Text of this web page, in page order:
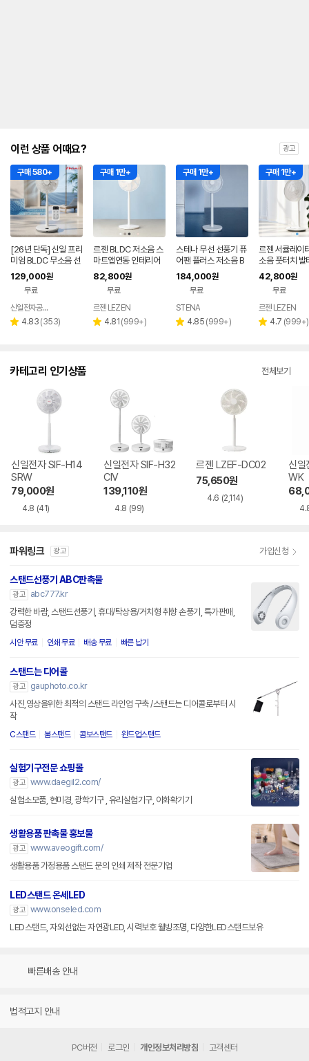
이런 상품 어때요? 광고
구매 580+
[26년 단독] 신일 프리
미엄 BLDC 무소음 선
풍기 35cm 서큘레이
터 아이보리
129,000원
무료
페이
신일전자공식인증 베스트바이
별 4.83 리
(353)
구매 1만+
르젠 BLDC 저소음 스
마트앱연동 인테리어
써큘레이터 선풍기 LZ
EF-DC290 릴리화이
82,800원
무료
르젠 LEZEN
별 4.81 리
(999+)
구매 1만+
스테나 무선 선풍기 퓨
어팬 플러스 저소음 B
LDC 가정용 아기 신생
아
184,000원
무료
STENA
별 4.85 리
(999+)
구매 1만+
르젠 서큘레이
소음 풋터치 발
모컨 스탠드형
LZEF-R132C
42,800원
무료
르젠 LEZEN
별 4.7 리
(999+)
카테고리 인기상품 전체보기
신일전자 SIF-H14
SRW
79,000원
4.8 (41)
신일전자 SIF-H32
CIV
139,110원
4.8 (99)
르젠 LZEF-DC02
75,650원
4.6 (2,114)
신
WK
파워링크 광고 가입신청
스탠드선풍기 ABC판촉물
광고
abc777.kr
강력한 바람, 스탠드선풍기, 휴대/탁상용/거치형 취향 손풍기, 특가판매,
덤증정
시안 무료 인쇄 무료 배송 무료 빠른 납기
스탠드는 디어콜
광고
gauphoto.co.kr
사진,영상을위한 최적의 스탠드 라인업 구축 /스탠드는 디어콜로부터 시
작
C스탠드 붐스탠드 콤보스탠드 윈드업스탠드
실험기구전문 쇼핑몰
광고 www.daegil2.com/
실험소모품, 현미경, 광학기구 , 유리실험기구, 이화확기기
생활용품 판촉물 홍보물
광고 www.aveogift.com/
생활용품 가정용품 스탠드 문의 인쇄 제작 전문기업
LED스탠드 온세LED
광고 www.onseled.com
LED스탠드, 자외선없는 자연광LED, 시력보호 웰빙조명, 다양한LED스탠드보유
빠른배송 안내
법적고지 안내
PC버전 로그인 개인정보처리방침 고객센터